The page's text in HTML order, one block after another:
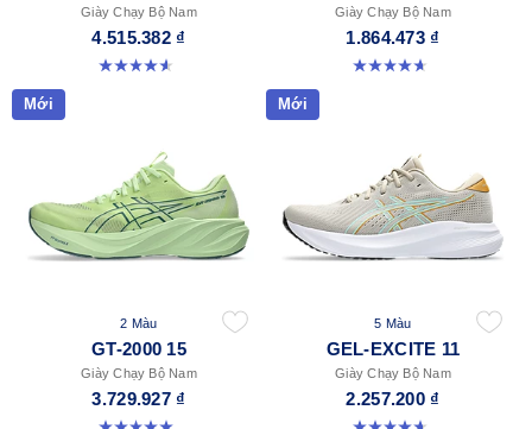
Giày Chạy Bộ Nam
4.515.382 ₫
4.6 trong số 5 sao. 99 đánh giá
Giày Chạy Bộ Nam
1.864.473 ₫
4.7 trong số 5 sao. 461 đánh giá
Mới
2 Màu
GT-2000 15
Giày Chạy Bộ Nam
3.729.927 ₫
Mới
5 Màu
GEL-EXCITE 11
Giày Chạy Bộ Nam
2.257.200 ₫